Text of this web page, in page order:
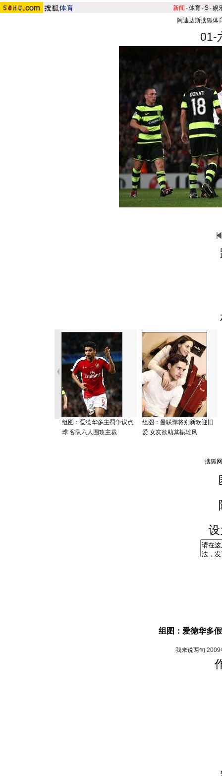
新闻 -体育-S-娱
阿迪达斯搜狐体
01-
组图：爱德华多主罚争议点
球 客队六人围攻主裁
组图：曼联悍将别新欢迎旧
爱 女友欲助其振雄风
组图：爱德华多
我来说两句 2009